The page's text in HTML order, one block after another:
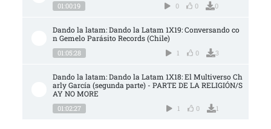
01:00:19 0 0 0
Dando la latam: Dando la Latam 1X19: Conversando co
n Gemelo Parásito Records (Chile)
01:05:28 1 0 3
Dando la latam: Dando la Latam 1X18: El Multiverso Ch
arly García (segunda parte) - PARTE DE LA RELIGIÓN/S
AY NO MORE
01:02:27 1 0 1